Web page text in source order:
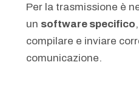
Per la trasmissione è
un software specifico
compilare e inviare
comunicazione.